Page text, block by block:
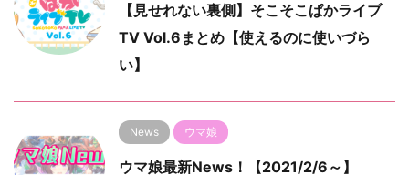
【見せれない裏側】そこそこぱかライブ
TV Vol.6まとめ【使えるのに使いづら
い】
News ウマ娘
ウマ娘最新News！【2021/2/6～】